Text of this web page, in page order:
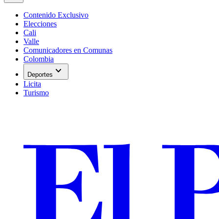
Contenido Exclusivo
Elecciones
Cali
Valle
Comunicadores en Comunas
Colombia
Deportes expand_more
Licita
Turismo